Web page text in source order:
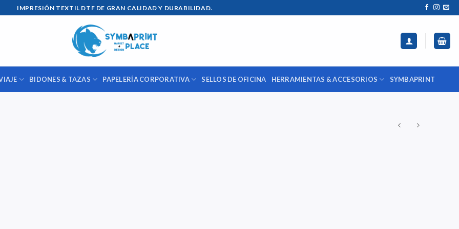
IMPRESIÓN TEXTIL DTF DE GRAN CALIDAD Y DURABILIDAD.
BIDONES & TAZAS PAPELERÍA CORPORATIVA SELLOS DE OFICINA HERRAMIENTAS & ACCESORIOS SYMBAPRINT